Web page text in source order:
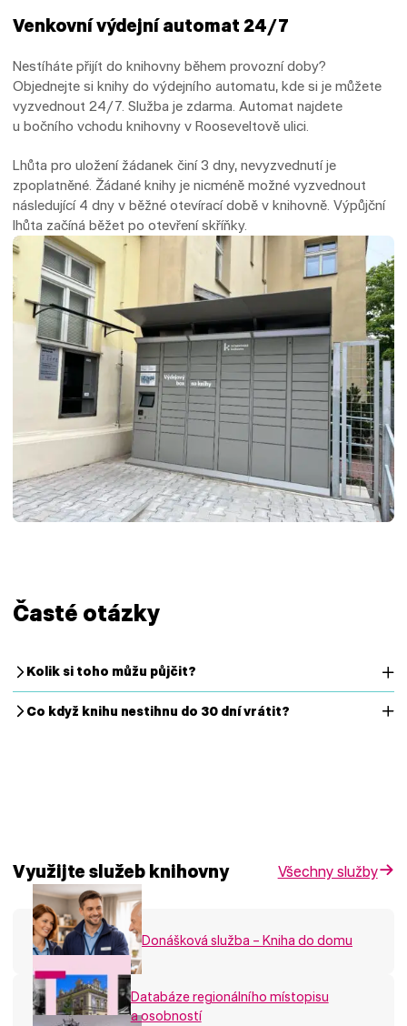
Venkovní výdejní automat 24/7
Nestíháte přijít do knihovny během provozní doby?
Objednejte si knihy do výdejního automatu, kde si je můžete
vyzvednout 24/7. Služba je zdarma. Automat najdete
u bočního vchodu knihovny v Rooseveltově ulici.
Lhůta pro uložení žádanek činí 3 dny, nevyzvednutí je
zpoplatněné. Žádané knihy je nicméně možné vyzvednout
následující 4 dny v běžné otevírací době v knihovně. Výpůjční
lhůta začíná běžet po otevření skříňky.
Časté otázky
Kolik si toho můžu půjčit?
Co když knihu nestihnu do 30 dní vrátit?
Využijte služeb knihovny Všechny služby
Donášková služba – Kniha do domu
Databáze regionálního místopisu
a osobností